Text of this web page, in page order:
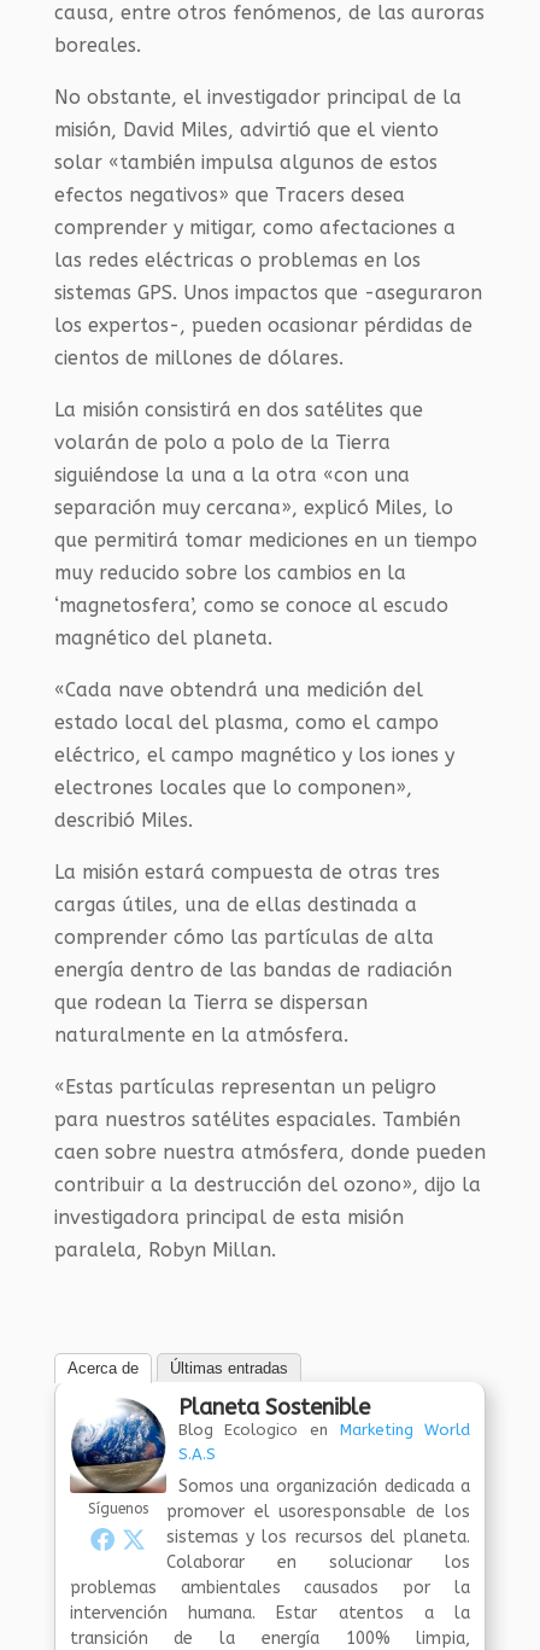
causa, entre otros fenómenos, de las auroras
boreales.
No obstante, el investigador principal de la
misión, David Miles, advirtió que el viento
solar «también impulsa algunos de estos
efectos negativos» que Tracers desea
comprender y mitigar, como afectaciones a
las redes eléctricas o problemas en los
sistemas GPS. Unos impactos que -aseguraron
los expertos-, pueden ocasionar pérdidas de
cientos de millones de dólares.
La misión consistirá en dos satélites que
volarán de polo a polo de la Tierra
siguiéndose la una a la otra «con una
separación muy cercana», explicó Miles, lo
que permitirá tomar mediciones en un tiempo
muy reducido sobre los cambios en la
‘magnetosfera’, como se conoce al escudo
magnético del planeta.
«Cada nave obtendrá una medición del
estado local del plasma, como el campo
eléctrico, el campo magnético y los iones y
electrones locales que lo componen»,
describió Miles.
La misión estará compuesta de otras tres
cargas útiles, una de ellas destinada a
comprender cómo las partículas de alta
energía dentro de las bandas de radiación
que rodean la Tierra se dispersan
naturalmente en la atmósfera.
«Estas partículas representan un peligro
para nuestros satélites espaciales. También
caen sobre nuestra atmósfera, donde pueden
contribuir a la destrucción del ozono», dijo la
investigadora principal de esta misión
paralela, Robyn Millan.
Acerca de Últimas entradas
Síguenos
Planeta Sostenible
Blog Ecologico en Marketing World
S.A.S
Somos una organización dedicada a
promover el usoresponsable de los
sistemas y los recursos del planeta.
Colaborar en solucionar los
problemas ambientales causados por la
intervención humana. Estar atentos a la
transición de la energía 100% limpia,